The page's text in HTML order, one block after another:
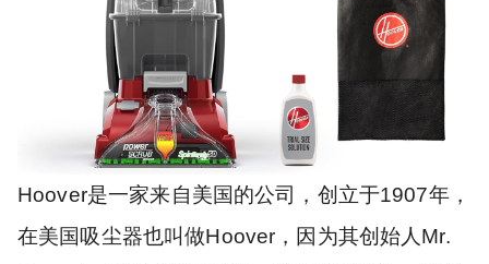
Hoover是一家来自美国的公司，创立于1907年，
在美国吸尘器也叫做Hoover，因为其创始人Mr.